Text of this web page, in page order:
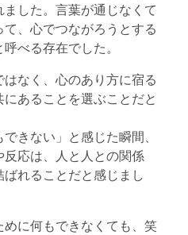
した。言葉が通じなくて
、心でつながろうとする
べる存在でした。
なく、心のあり方に宿る
あることを選ぶことだと
きない」と感じた瞬間、
応は、人と人との関係
れることだと感じまし
に何もできなくても、笑